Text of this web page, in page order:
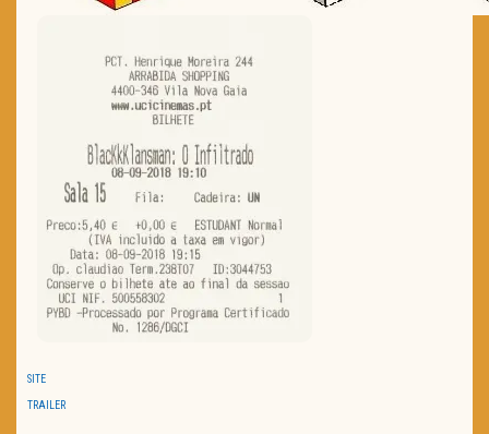
SITE
TRAILER